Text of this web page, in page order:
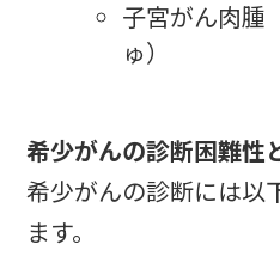
子宮がん肉腫
ゅ）
希少がんの診断困難性
希少がんの診断には以
ます。